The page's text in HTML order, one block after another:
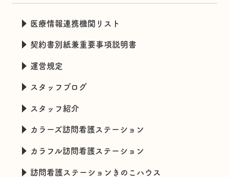
医療情報連携機関リスト
契約書別紙兼重要事項説明書
運営規定
スタッフブログ
スタッフ紹介
カラーズ訪問看護ステーション
カラフル訪問看護ステーション
訪問看護ステーションきのこハウス